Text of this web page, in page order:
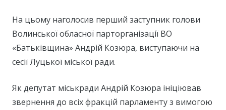
На цьому наголосив перший заступник голови
Волинської обласної парторганізації ВО
«Батьківщина» Андрій Козюра, виступаючи на
сесії Луцької міської ради.
Як депутат міськради Андрій Козюра ініціював
звернення до всіх фракцій парламенту з вимогою